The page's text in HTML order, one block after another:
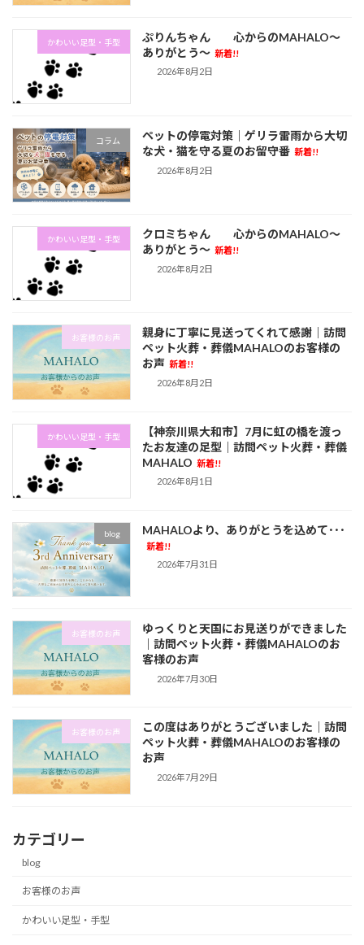
かわいい足型・手型
ぷりんちゃん 心からのMAHALO～
ありがとう～ 新着!!
2026年8月2日
コラム
ペットの停電対策｜ゲリラ雷雨から大切
な犬・猫を守る夏のお留守番 新着!!
2026年8月2日
かわいい足型・手型
クロミちゃん 心からのMAHALO～
ありがとう～ 新着!!
2026年8月2日
お客様のお声
親身に丁寧に見送ってくれて感謝｜訪問
ペット火葬・葬儀MAHALOのお客様の
お声 新着!!
2026年8月2日
かわいい足型・手型
【神奈川県大和市】7月に虹の橋を渡っ
たお友達の足型｜訪問ペット火葬・葬儀
MAHALO 新着!!
2026年8月1日
blog MAHALOより、ありがとうを込めて･･･
新着!!
2026年7月31日
お客様のお声
ゆっくりと天国にお見送りができました
｜訪問ペット火葬・葬儀MAHALOのお
客様のお声
2026年7月30日
お客様のお声
この度はありがとうございました｜訪問
ペット火葬・葬儀MAHALOのお客様の
お声
2026年7月29日
カテゴリー
blog
お客様のお声
かわいい足型・手型